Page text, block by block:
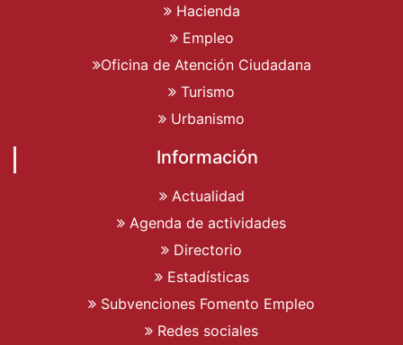
Hacienda
Empleo
Oficina de Atención Ciudadana
Turismo
Urbanismo
Información
Actualidad
Agenda de actividades
Directorio
Estadísticas
Subvenciones Fomento Empleo
Redes sociales